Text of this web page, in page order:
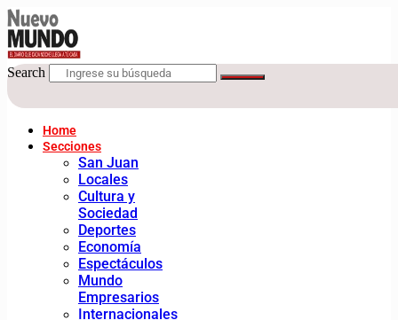
Search
Home
Secciones
San Juan
Locales
Cultura y
Sociedad
Deportes
Economía
Espectáculos
Mundo
Empresarios
Internacionales